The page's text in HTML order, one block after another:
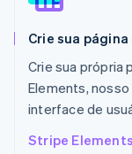
Crie sua
Crie sua própria
Elements,
interface de
Stripe Elements
México
Noruega
English
Nova Zelândia
English
Países
Nederlands